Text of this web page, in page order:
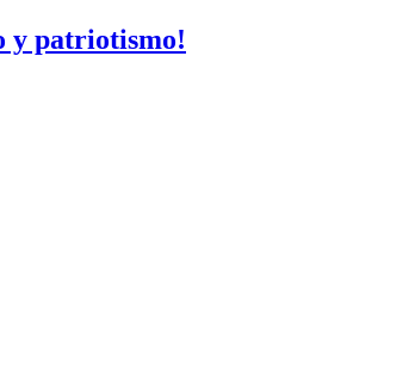
y patriotismo!